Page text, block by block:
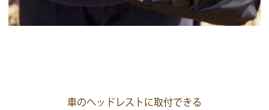
車のヘッドレストに取付できる